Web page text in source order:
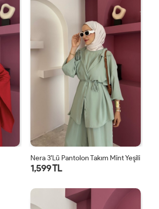
STD
Nera 3’lü Pantolon Takım Mint Yeşili
1,599 TL